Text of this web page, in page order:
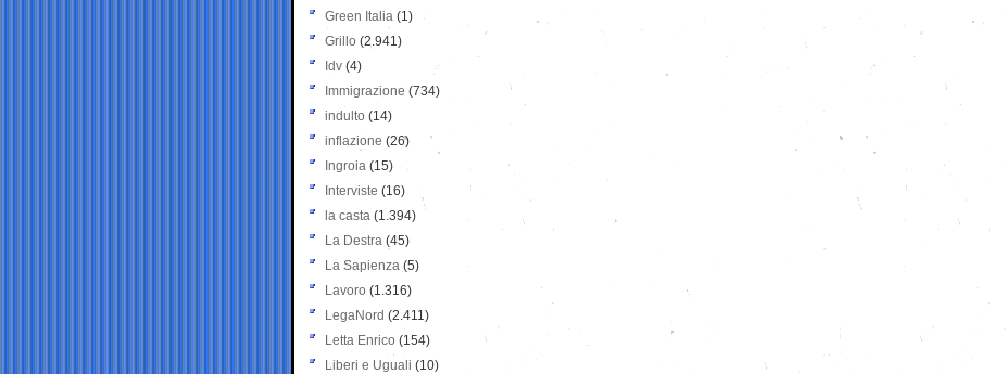
Green Italia (1)
Grillo (2.941)
Idv (4)
Immigrazione (734)
indulto (14)
inflazione (26)
Ingroia (15)
Interviste (16)
la casta (1.394)
La Destra (45)
La Sapienza (5)
Lavoro (1.316)
LegaNord (2.411)
Letta Enrico (154)
Liberi e Uguali (10)